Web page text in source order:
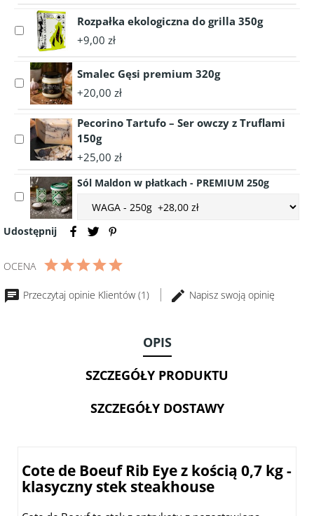
ANTRYKOTU
300g
POLSKA
ANTRYKOTU
300g
POLSKA
Mielony
Czosnek
50g
Select
accessory
Rozpałka
ekologiczna
do
grilla
350g
Rozpałka ekologiczna do grilla 350g
+9,00 zł
Select
accessory
Gęsi
premium
320g
Smalec Gęsi premium 320g
+20,00 zł
Select
accessory
Tartufo
Ser
owczy
Truflami
150g
Pecorino Tartufo – Ser owczy z Truflami
150g
+25,00 zł
Select
accessory
Sól
Maldon
płatkach
PREMIUM
Sól Maldon w płatkach - PREMIUM 250g
accessory
variant
Maldon
w
płatkach
-
Udostępnij
OCENA
Przeczytaj opinie Klientów (1) Napisz swoją opinię
OPIS
SZCZEGÓŁY PRODUKTU
SZCZEGÓŁY DOSTAWY
Cote de Boeuf Rib Eye z kością 0,7 kg -
klasyczny stek steakhouse